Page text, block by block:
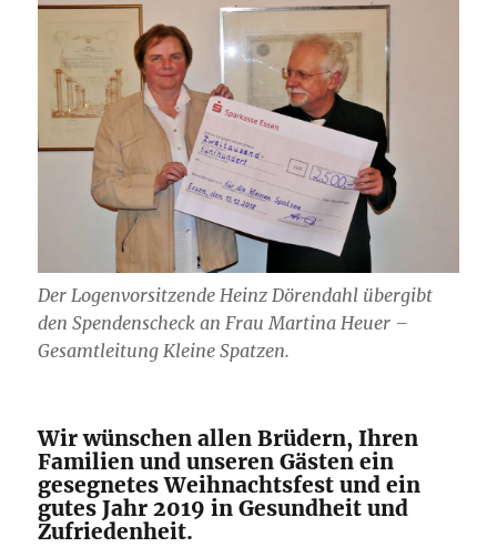
Der Logenvorsitzende Heinz Dörendahl übergibt
den Spendenscheck an Frau Martina Heuer –
Gesamtleitung Kleine Spatzen.
Wir wünschen allen Brüdern, Ihren
Familien und unseren Gästen ein
gesegnetes Weihnachtsfest und ein
gutes Jahr 2019 in Gesundheit und
Zufriedenheit.